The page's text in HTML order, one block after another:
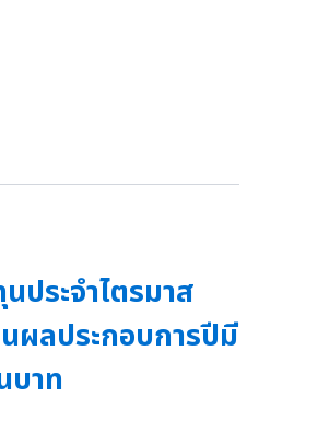
ระจำไตรมาส
ผลประกอบการปีมี
บาท